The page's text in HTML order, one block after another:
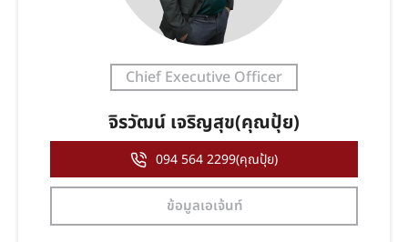
Chief Executive Officer
จิรวัฒน์ เจริญสุข(คุณปุ้ย)
094 564 2299(คุณปุ้ย)
ข้อมูลเอเจ้นท์